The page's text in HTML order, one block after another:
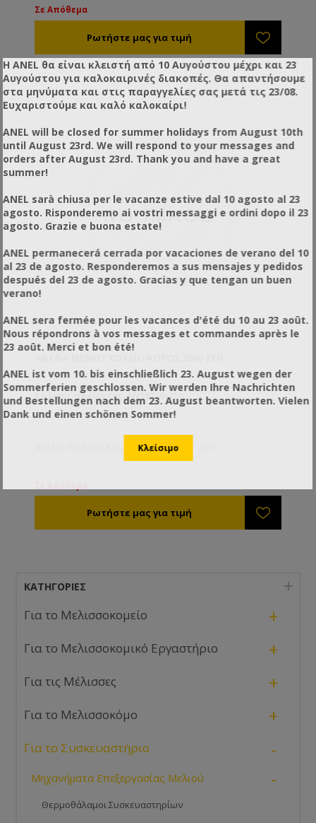
ακραίες συνθήκες (κρύο μέλι με χαμηλή υγρασία). Η
ανοξείδωτο πλαίσιο, έτοιμη για να εξοπλιστεί με
φίλτρο ref.XD55400 τελικού σταδίου, έτσι ώστε να
επιτύχετε ταυτόχρονα και τη μεταφορά και το
φιλτράρισμα του μελιού.
Σε Απόθεμα
Κωδικός προϊόντος: AN55320-2Tn
Αντλία Μελιού Κοχλιοφόρος 380V 2Tn
ΚΑΤΗΓΟΡΊΕΣ
Για το Μελισσοκομείο +
Για το Μελισσοκομικό Εργαστήριο +
Για τις Μέλισσες +
Για το Μελισσοκόμο +
Για το Συσκευαστήριο -
Μηχανήματα Επεξεργασίας Μελιού -
Θερμοθάλαμοι Συσκευαστηρίων
Η ANEL θα είναι κλειστή από 10 Αυγούστου μέχρι και 23
Αυγούστου για καλοκαιρινές διακοπές. Θα απαντήσουμε
στα μηνύματα και στις παραγγελίες σας μετά τις 23/08.
Ευχαριστούμε και καλό καλοκαίρι!
ANEL will be closed for summer holidays from August 10th
until August 23rd. We will respond to your messages and
orders after August 23rd. Thank you and have a great
summer!
ANEL sarà chiusa per le vacanze estive dal 10 agosto al 23
agosto. Risponderemo ai vostri messaggi e ordini dopo il 23
agosto. Grazie e buona estate!
ANEL permanecerá cerrada por vacaciones de verano del 10
al 23 de agosto. Responderemos a sus mensajes y pedidos
después del 23 de agosto. Gracias y que tengan un buen
verano!
ANEL sera fermée pour les vacances d'été du 10 au 23 août.
Nous répondrons à vos messages et commandes après le
23 août. Merci et bon été!
ANEL ist vom 10. bis einschließlich 23. August wegen der
Sommerferien geschlossen. Wir werden Ihre Nachrichten
und Bestellungen nach dem 23. August beantworten. Vielen
Dank und einen schönen Sommer!